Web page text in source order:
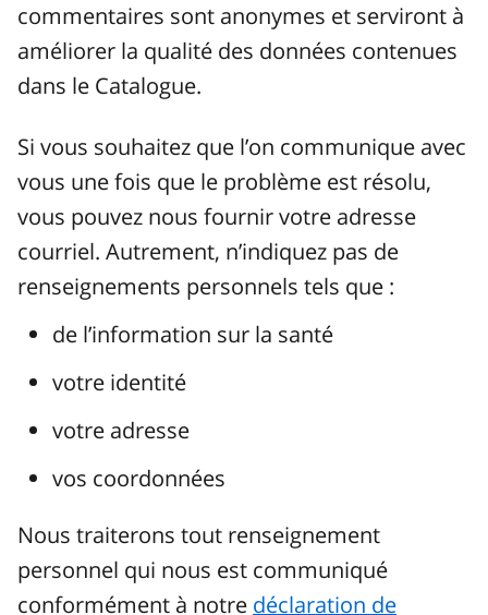
commentaires sont anonymes et serviront à
améliorer la qualité des données contenues
dans le Catalogue.
Si vous souhaitez que l’on communique avec
vous une fois que le problème est résolu,
vous pouvez nous fournir votre adresse
courriel. Autrement, n’indiquez pas de
renseignements personnels tels que :
de l’information sur la santé
votre identité
votre adresse
vos coordonnées
Nous traiterons tout renseignement
personnel qui nous est communiqué
conformément à notre déclaration de